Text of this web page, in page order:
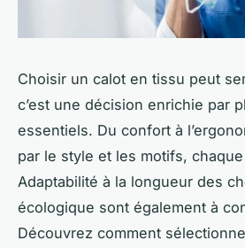
Choisir un calot en tissu peut
c’est une décision enrichie par
essentiels. Du confort à
par le style et les motifs,
Adaptabilité à la longueur des
écologique sont également à
Découvrez comment